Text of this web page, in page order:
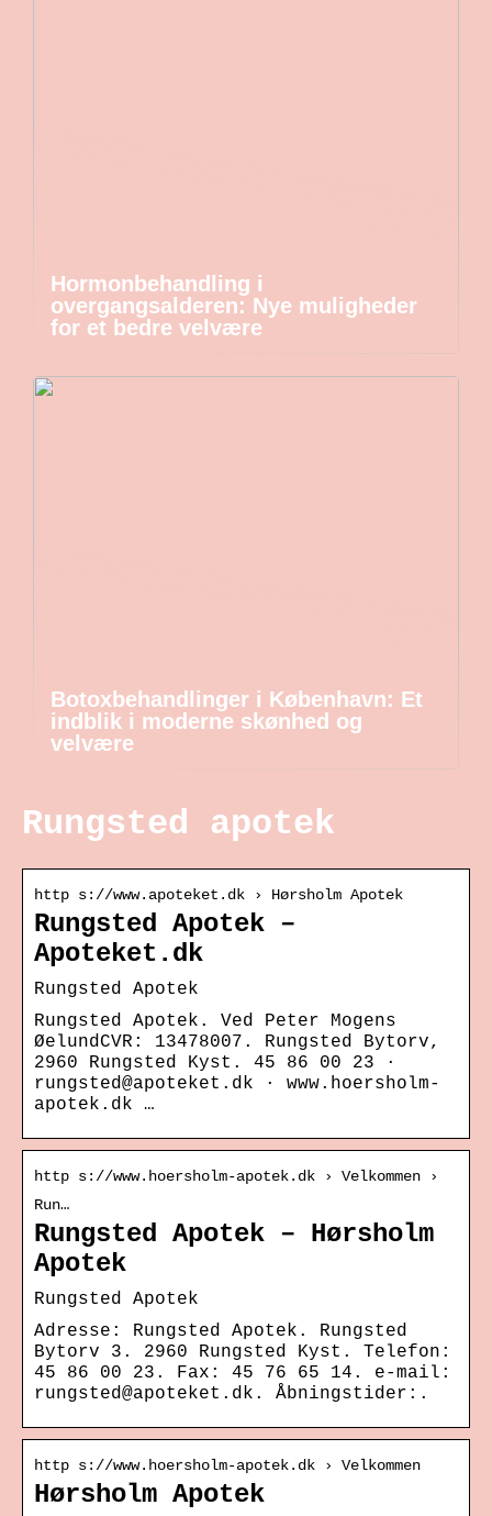
Hormonbehandling i
overgangsalderen: Nye muligheder
for et bedre velvære
Botoxbehandlinger i København: Et
indblik i moderne skønhed og
velvære
Rungsted apotek
http s://www.apoteket.dk › Hørsholm Apotek
Rungsted Apotek –
Apoteket.dk
Rungsted Apotek
Rungsted Apotek. Ved Peter Mogens
ØelundCVR: 13478007. Rungsted Bytorv,
2960 Rungsted Kyst. 45 86 00 23 ·
rungsted@apoteket.dk · www.hoersholm-
apotek.dk …
http s://www.hoersholm-apotek.dk › Velkommen ›
Run…
Rungsted Apotek – Hørsholm
Apotek
Rungsted Apotek
Adresse: Rungsted Apotek. Rungsted
Bytorv 3. 2960 Rungsted Kyst. Telefon:
45 86 00 23. Fax: 45 76 65 14. e-mail:
rungsted@apoteket.dk. Åbningstider:.
http s://www.hoersholm-apotek.dk › Velkommen
Hørsholm Apotek